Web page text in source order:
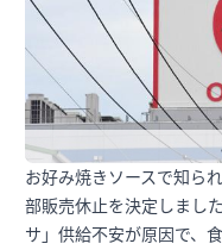
お好み焼きソースで知ら
部販売休止を決定しまし
サ」供給不安が原因で、